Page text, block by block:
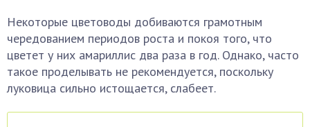
Некоторые цветоводы добиваются грамотным
чередованием периодов роста и покоя того, что
цветет у них амариллис два раза в год. Однако, часто
такое проделывать не рекомендуется, поскольку
луковица сильно истощается, слабеет.